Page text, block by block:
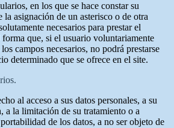
en los que se hace constar su
asignación de un asterisco o de otra
necesarios para prestar el
que, si el usuario voluntariamente
campos necesarios, no podrá prestarse
determinado que se ofrece en el site.
al acceso a sus datos personales, a su
a la limitación de su tratamiento o a
de los datos, a no ser objeto de